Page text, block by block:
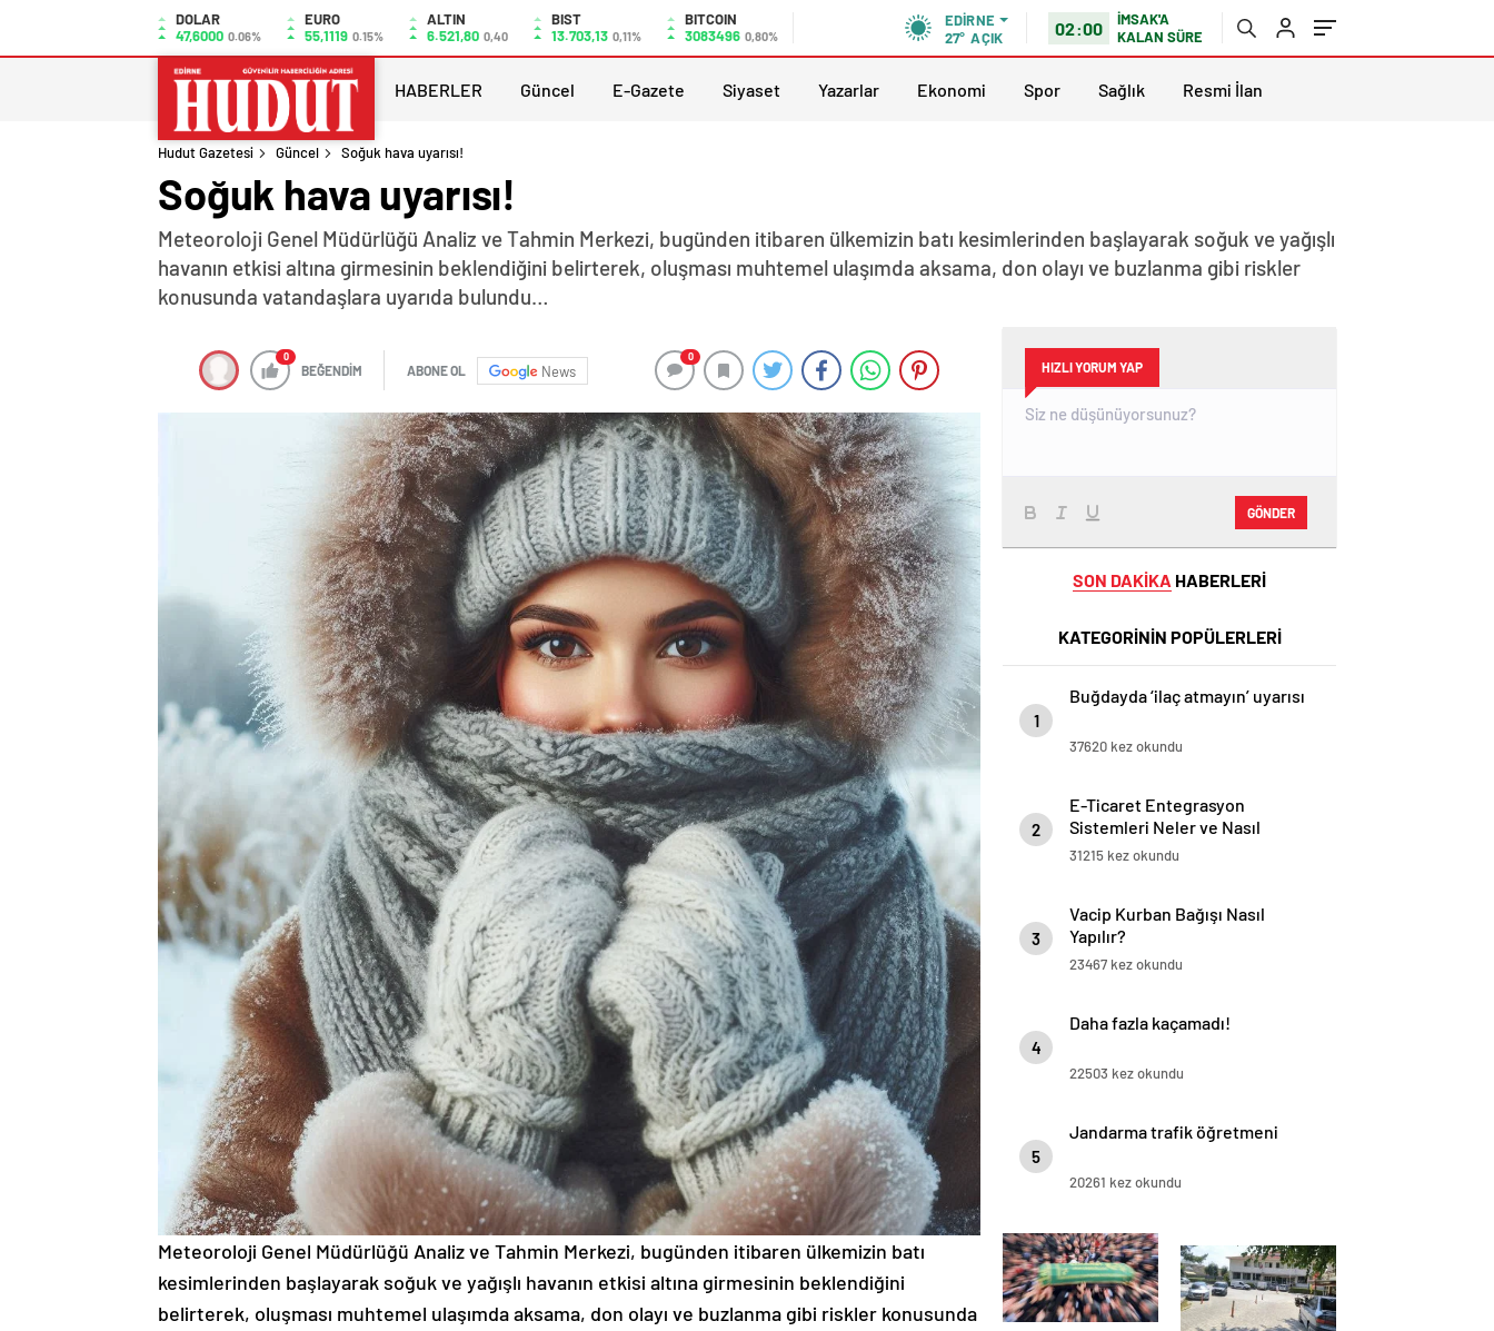
DOLAR
47,6000 0.06%
EURO
55,1119 0.15%
ALTIN
6.521,80 0,40
BIST
13.703,13 0,11%
BITCOIN
3083496 0,80%
EDIRNE
27° AÇIK 02:00
İMSAK'A
KALAN SÜRE
HABERLER Güncel E-Gazete Siyaset Yazarlar Ekonomi Spor Sağlık Resmi İlan
Hudut Gazetesi Güncel Soğuk hava uyarısı!
Soğuk hava uyarısı!
Meteoroloji Genel Müdürlüğü Analiz ve Tahmin Merkezi, bugünden itibaren ülkemizin batı kesimlerinden başlayarak soğuk ve yağışlı
havanın etkisi altına girmesinin beklendiğini belirterek, oluşması muhtemel ulaşımda aksama, don olayı ve buzlanma gibi riskler
konusunda vatandaşlara uyarıda bulundu…
0
BEĞENDİM ABONE OL News
0
Meteoroloji Genel Müdürlüğü Analiz ve Tahmin Merkezi, bugünden itibaren ülkemizin batı
kesimlerinden başlayarak soğuk ve yağışlı havanın etkisi altına girmesinin beklendiğini
belirterek, oluşması muhtemel ulaşımda aksama, don olayı ve buzlanma gibi riskler konusunda
HIZLI YORUM YAP
GÖNDER
SON DAKİKA HABERLERİ
KATEGORİNİN POPÜLERLERİ
1
Buğdayda ‘ilaç atmayın’ uyarısı
37620 kez okundu
2
E-Ticaret Entegrasyon
Sistemleri Neler ve Nasıl
Yapılır?
31215 kez okundu
3
Vacip Kurban Bağışı Nasıl
Yapılır?
23467 kez okundu
4
Daha fazla kaçamadı!
22503 kez okundu
5
Jandarma trafik öğretmeni
20261 kez okundu